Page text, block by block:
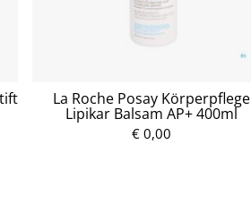
La Roche Posay Körperpflege
Lipikar Balsam AP+ 400ml
€ 0,00P